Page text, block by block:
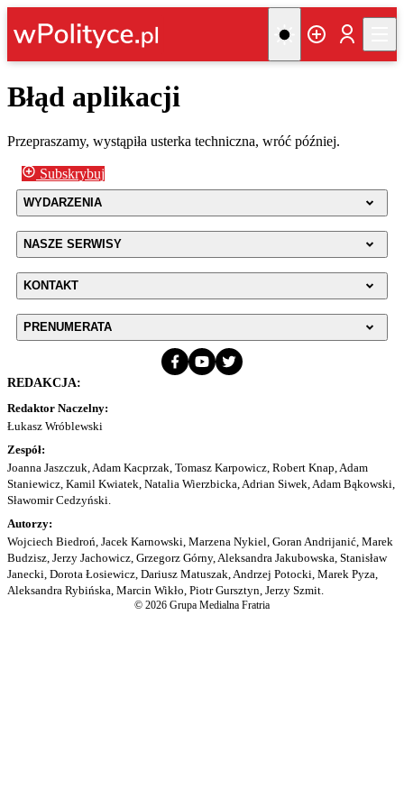
Błąd aplikacji
Przepraszamy, wystąpiła usterka techniczna, wróć później.
Subskrybuj
WYDARZENIA
NASZE SERWISY
KONTAKT
PRENUMERATA
REDAKCJA:
Redaktor Naczelny:
Łukasz Wróblewski
Zespół:
Joanna Jaszczuk, Adam Kacprzak, Tomasz Karpowicz, Robert Knap, Adam
Staniewicz, Kamil Kwiatek, Natalia Wierzbicka, Adrian Siwek, Adam Bąkowski,
Sławomir Cedzyński.
Autorzy:
Wojciech Biedroń, Jacek Karnowski, Marzena Nykiel, Goran Andrijanić, Marek
Budzisz, Jerzy Jachowicz, Grzegorz Górny, Aleksandra Jakubowska, Stanisław
Janecki, Dorota Łosiewicz, Dariusz Matuszak, Andrzej Potocki, Marek Pyza,
Aleksandra Rybińska, Marcin Wikło, Piotr Gursztyn, Jerzy Szmit.
© 2026 Grupa Medialna Fratria